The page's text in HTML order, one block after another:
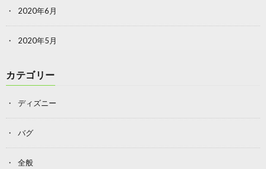
2020年6月
2020年5月
カテゴリー
ディズニー
バグ
全般